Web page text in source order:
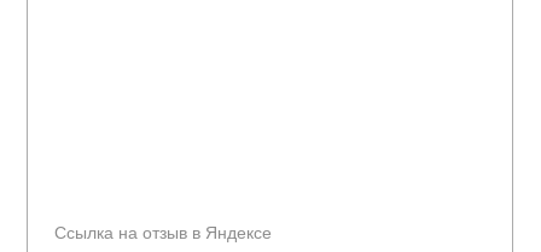
Ссылка на отзыв в Яндексе